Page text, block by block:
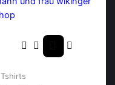
Tshirts